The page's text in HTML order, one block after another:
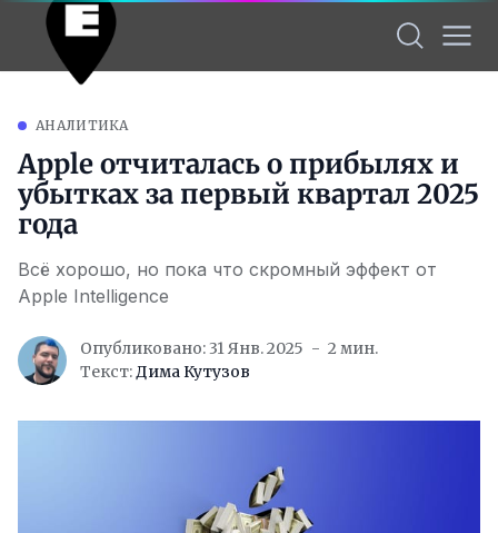
АНАЛИТИКА
Apple отчиталась о прибылях и
убытках за первый квартал 2025
года
Всё хорошо, но пока что скромный эффект от
Apple Intelligence
Опубликовано: 31 Янв. 2025
2 мин.
Текст:Дима Кутузов